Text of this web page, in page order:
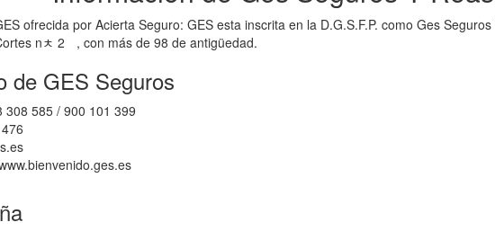
ofrecida por Acierta Seguro: GES esta inscrita en la D.G.S.F.P. como Ges
nﾺ 2ﾠ, con más de 98 de antigüedad.
de GES Seguros
308 585 / 900 101 399